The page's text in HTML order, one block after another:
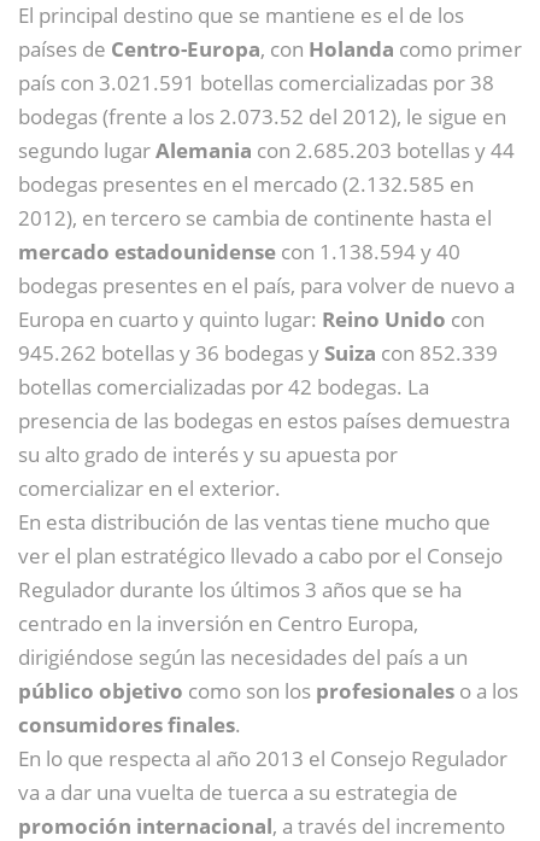
El principal destino que se mantiene es el de los
países de Centro-Europa, con Holanda como primer
país con 3.021.591 botellas comercializadas por 38
bodegas (frente a los 2.073.52 del 2012), le sigue en
segundo lugarAlemania con 2.685.203 botellas y 44
bodegas presentes en el mercado (2.132.585 en
2012), en tercero se cambia de continente hasta el
mercado estadounidense con 1.138.594 y 40
bodegas presentes en el país, para volver de nuevo a
Europa en cuarto y quinto lugar: Reino Unido con
945.262 botellas y 36 bodegas ySuiza con 852.339
botellas comercializadas por 42 bodegas. La
presencia de las bodegas en estos países demuestra
su alto grado de interés y su apuesta por
comercializar en el exterior.
En esta distribución de las ventas tiene mucho que
ver el plan estratégico llevado a cabo por el Consejo
Regulador durante los últimos 3 años que se ha
centrado en la inversión en Centro Europa,
dirigiéndose según las necesidades del país a un
público objetivo como son los profesionales o a los
consumidores finales.
En lo que respecta al año 2013 el Consejo Regulador
va a dar una vuelta de tuerca a su estrategia de
promoción internacional, a través del incremento